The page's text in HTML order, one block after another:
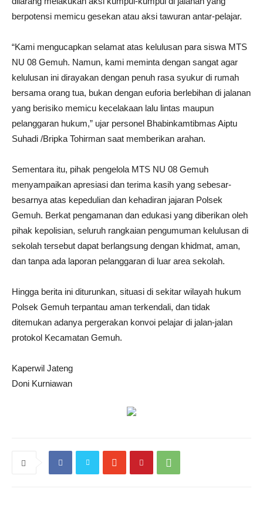
berpotensi memicu gesekan atau aksi tawuran antar-pelajar.
“Kami mengucapkan selamat atas kelulusan para siswa MTS
NU 08 Gemuh. Namun, kami meminta dengan sangat agar
kelulusan ini dirayakan dengan penuh rasa syukur di rumah
bersama orang tua, bukan dengan euforia berlebihan di jalanan
yang berisiko memicu kecelakaan lalu lintas maupun
pelanggaran hukum,” ujar personel Bhabinkamtibmas Aiptu
Suhadi /Bripka Tohirman saat memberikan arahan.
Sementara itu, pihak pengelola MTS NU 08 Gemuh
menyampaikan apresiasi dan terima kasih yang sebesar-
besarnya atas kepedulian dan kehadiran jajaran Polsek
Gemuh. Berkat pengamanan dan edukasi yang diberikan oleh
pihak kepolisian, seluruh rangkaian pengumuman kelulusan di
sekolah tersebut dapat berlangsung dengan khidmat, aman,
dan tanpa ada laporan pelanggaran di luar area sekolah.
Hingga berita ini diturunkan, situasi di sekitar wilayah hukum
Polsek Gemuh terpantau aman terkendali, dan tidak
ditemukan adanya pergerakan konvoi pelajar di jalan-jalan
protokol Kecamatan Gemuh.
Kaperwil Jateng
Doni Kurniawan